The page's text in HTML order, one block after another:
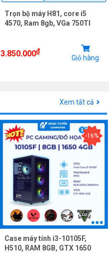
Trọn bộ máy H81, core i5
4570, Ram 8gb, VGa 750TI
3.850.000₫
Giỏ hàng
Xem tất cả
-16%
Case máy tính i3-10105F,
H510, RAM 8GB, GTX 1650